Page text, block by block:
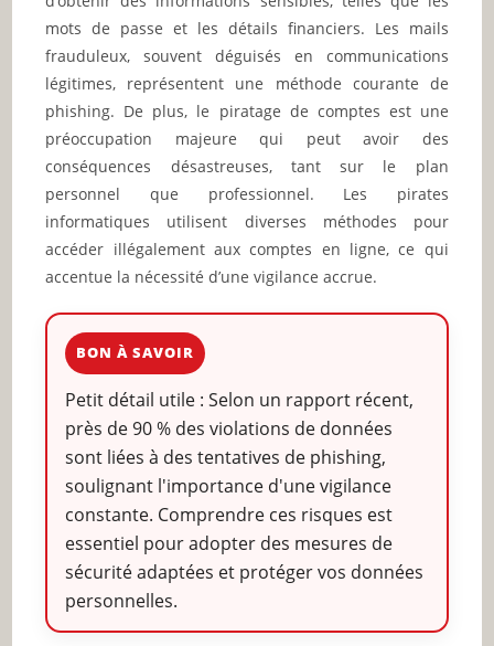
mots de passe et les détails financiers. Les mails
frauduleux, souvent déguisés en communications
légitimes, représentent une méthode courante de
phishing. De plus, le piratage de comptes est une
préoccupation majeure qui peut avoir des
conséquences désastreuses, tant sur le plan
personnel que professionnel. Les pirates
informatiques utilisent diverses méthodes pour
accéder illégalement aux comptes en ligne, ce qui
accentue la nécessité d’une vigilance accrue.
BON À SAVOIR
Petit détail utile : Selon un rapport récent,
près de 90 % des violations de données
sont liées à des tentatives de phishing,
soulignant l'importance d'une vigilance
constante. Comprendre ces risques est
essentiel pour adopter des mesures de
sécurité adaptées et protéger vos données
personnelles.